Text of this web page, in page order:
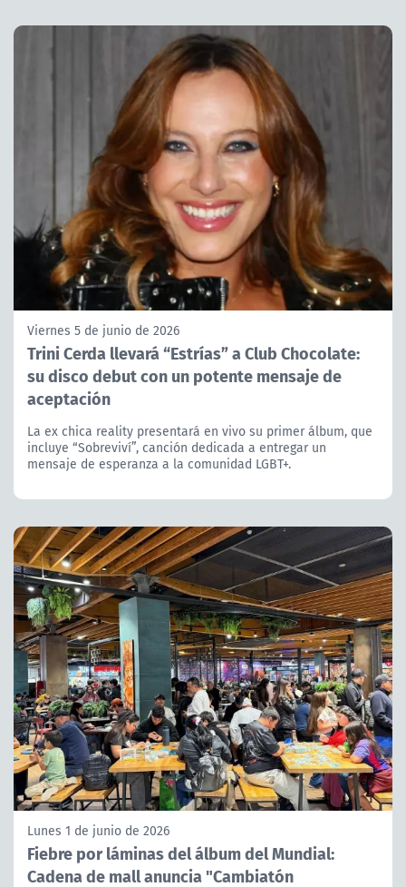
Viernes 5 de junio de 2026
Trini Cerda llevará “Estrías” a Club Chocolate:
su disco debut con un potente mensaje de
aceptación
La ex chica reality presentará en vivo su primer álbum, que
incluye “Sobreviví”, canción dedicada a entregar un
mensaje de esperanza a la comunidad LGBT+.
Lunes 1 de junio de 2026
Fiebre por láminas del álbum del Mundial:
Cadena de mall anuncia "Cambiatón